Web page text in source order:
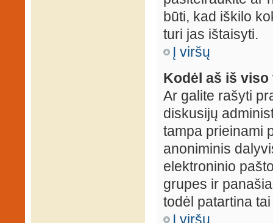
būti, kad iškilo
turi jas ištaisyti.
Į viršų
Kodėl aš iš
Ar galite rašyti
diskusijų
tampa prieinami
anoniminis
elektroninio
grupes ir
todėl patartina
Į viršų